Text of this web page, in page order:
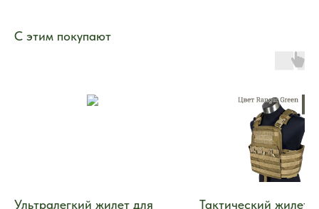
С этим покупают
Ультралегкий жилет для Тактический жилет